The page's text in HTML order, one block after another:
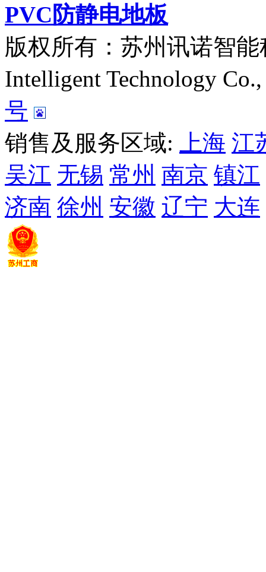
PVC防静电地板
版权所有：苏州讯诺智能
Intelligent Technology
号
销售及服务区域:
上海 江
吴江 无锡 常州 南京 镇江
济南 徐州 安徽 辽宁 大连